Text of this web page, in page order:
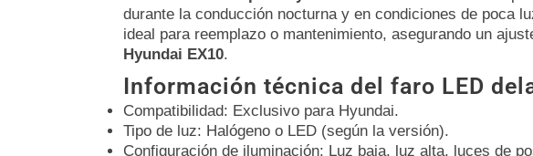
durante la conducción nocturna y en condiciones de poca
ideal para reemplazo o mantenimiento, asegurando un
Hyundai EX10.
Información técnica del faro LED
Compatibilidad: Exclusivo para Hyundai.
Tipo de luz: Halógeno o LED (según la versión).
Configuración de iluminación: Luz baja, luz alta, luces de